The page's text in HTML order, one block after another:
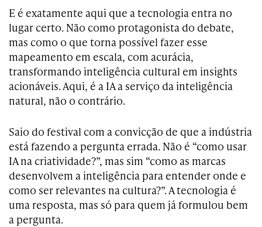
E é exatamente aqui que a tecnologia entra no
lugar certo. Não como protagonista do debate,
mas como o que torna possível fazer esse
mapeamento em escala, com acurácia,
transformando inteligência cultural em insights
acionáveis. Aqui, é a IA a serviço da inteligência
natural, não o contrário.
Saio do festival com a convicção de que a indústria
está fazendo a pergunta errada. Não é “como usar
IA na criatividade?”, mas sim “como as marcas
desenvolvem a inteligência para entender onde e
como ser relevantes na cultura?”. A tecnologia é
uma resposta, mas só para quem já formulou bem
a pergunta.